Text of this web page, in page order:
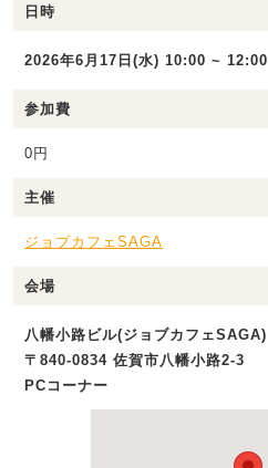
日時
2026年6月17日(水) 10:00 ~ 12:00
参加費
0円
主催
ジョブカフェSAGA
会場
八幡小路ビル(ジョブカフェSAGA)
〒840-0834 佐賀市八幡小路2-3
PCコーナー